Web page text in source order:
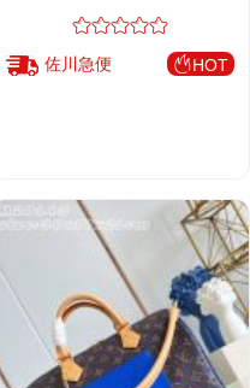
佐川急便 HOT